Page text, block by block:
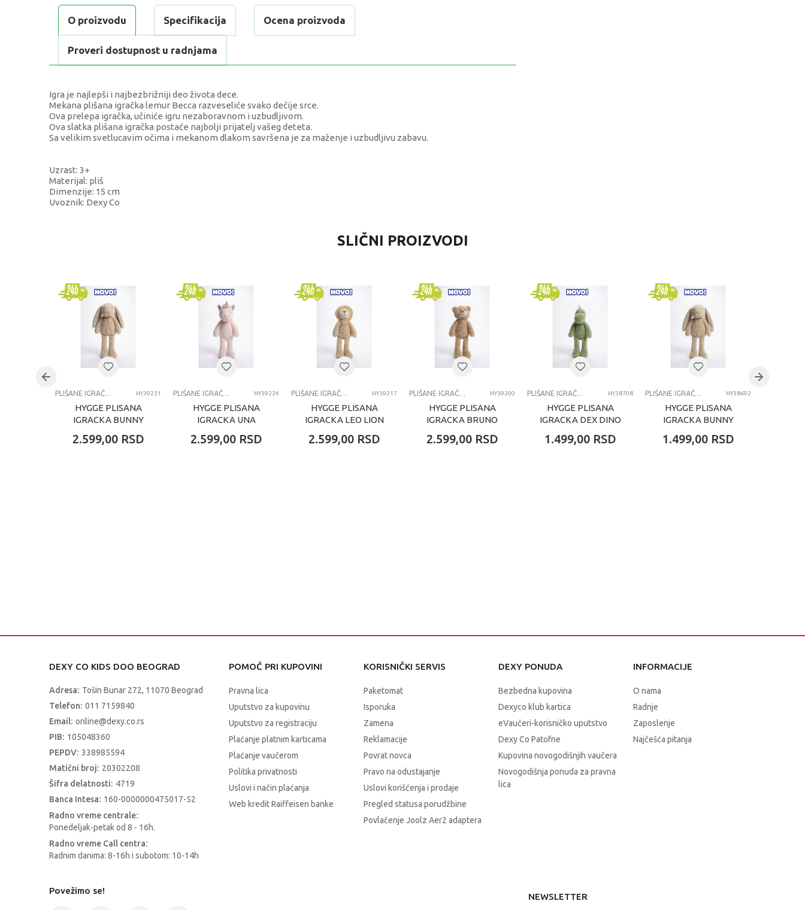
O proizvodu Specifikacija Ocena proizvoda
Proveri dostupnost u radnjama
Igra je najlepši i najbezbrižniji deo života dece.
Mekana plišana igračka lemur Becca razveseliće svako dečije srce.
Ova prelepa igračka, učiniće igru nezaboravnom i uzbudljivom.
Ova slatka plišana igračka postaće najbolji prijatelj vašeg deteta.
Sa velikim svetlucavim očima i mekanom dlakom savršena je za maženje i uzbudljivu zabavu.
Uzrast: 3+
Materijal: pliš
Dimenzije: 15 cm
Uvoznik: Dexy Co
Plišane igračke
Pol devojčice
Uzrast 4-6 godina
Kategorija PLIŠANE
SLIČNI PROIZVODI
PLIŠANE IGRAČKE HY39231
HYGGE PLISANA
IGRACKA BUNNY
2.599,00 RSD
PLIŠANE IGRAČKE HY39224
HYGGE PLISANA
IGRACKA UNA
2.599,00 RSD
PLIŠANE IGRAČKE HY39217
HYGGE PLISANA
IGRACKA LEO LION
2.599,00 RSD
PLIŠANE IGRAČKE HY39200
HYGGE PLISANA
IGRACKA BRUNO
2.599,00 RSD
PLIŠANE IGRAČKE HY38708
HYGGE PLISANA
IGRACKA DEX DINO
1.499,00 RSD
PLIŠANE IGRAČKE HY38692
HYGGE PLISANA
IGRACKA BUNNY
1.499,00 RSD
DEXY CO KIDS DOO BEOGRAD
Adresa: Tošin Bunar 272, 11070 Beograd
Telefon: 011 7159840
Email: online@dexy.co.rs
PIB: 105048360
PEPDV: 338985594
Matični broj: 20302208
Šifra delatnosti: 4719
Banca Intesa: 160-0000000475017-52
Radno vreme centrale:
Ponedeljak-petak od 8 - 16h.
Radno vreme Call centra:
Radnim danima: 8-16h i subotom: 10-14h
POMOĆ PRI KUPOVINI
Pravna lica
Uputstvo za kupovinu
Uputstvo za registraciju
Plaćanje platnim karticama
Plaćanje vaučerom
Politika privatnosti
Uslovi i način plaćanja
Web kredit Raiffeisen banke
KORISNIČKI SERVIS
Paketomat
Isporuka
Zamena
Reklamacije
Povrat novca
Pravo na odustajanje
Uslovi korišćenja i prodaje
Pregled statusa porudžbine
Povlačenje Joolz Aer2 adaptera
DEXY PONUDA
Bezbedna kupovina
Dexyco klub kartica
eVaučeri-korisničko uputstvo
Dexy Co Patofne
Kupovina novogodišnjih vaučera
Novogodišnja ponuda za pravna
lica
INFORMACIJE
O nama
Radnje
Zaposlenje
Najčešća pitanja
Povežimo se!
NEWSLETTER